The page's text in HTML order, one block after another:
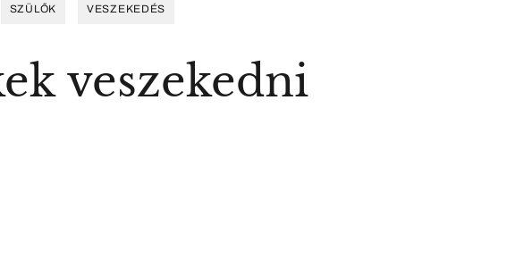
SZÜLŐK VESZEKEDÉS
veszekedni